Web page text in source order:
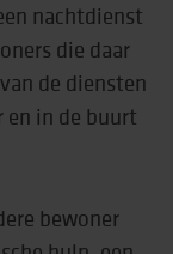
nachtdienst
die daar
de diensten
en in de buurt
bewoner